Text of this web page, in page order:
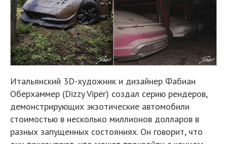
Итальянский 3D-художник и дизайнер Фабиан
Оберхаммер (Dizzy Viper) создал серию рендеров,
демонстрирующих экзотические автомобили
стоимостью в несколько миллионов долларов в
разных запущенных состояниях. Он говорит, что